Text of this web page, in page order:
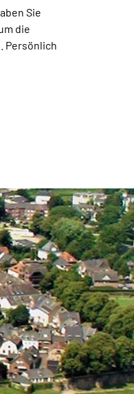
Sie
die
Persönlich